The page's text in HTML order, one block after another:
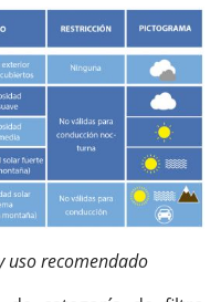
uso recomendado